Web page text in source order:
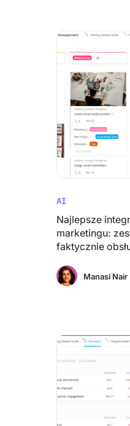
AI
Najlepsze
marketingu:
faktycznie
Manasi Nair